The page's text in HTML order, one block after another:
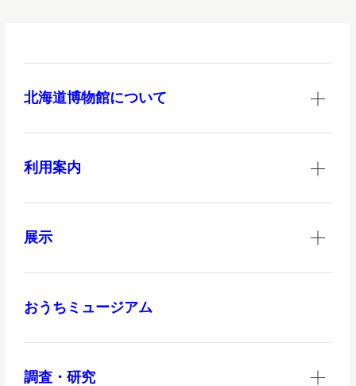
北海道博物館について
利用案内
展示
おうちミュージアム
調査・研究